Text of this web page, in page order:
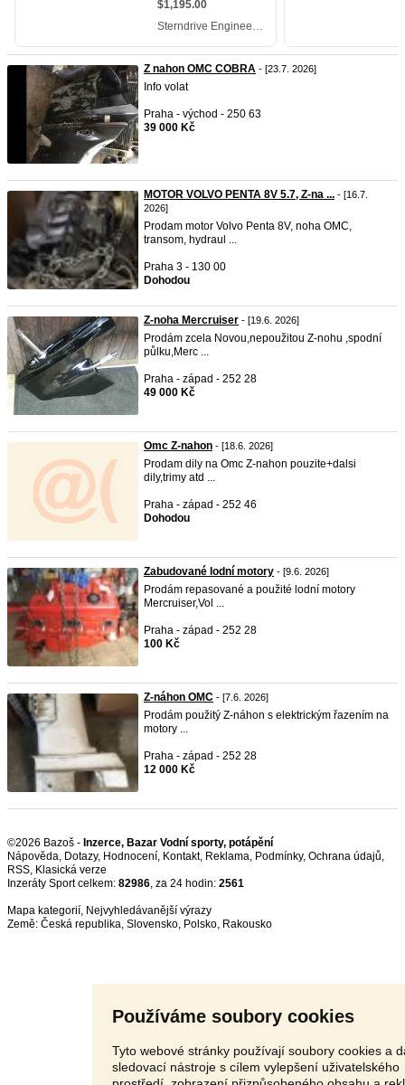
Používáme soubory cookies
Tyto webové stránky používají soubory cookies a
sledovací nástroje s cílem vylepšení uživatelského
Z nahon OMC COBRA - [23.7. 2026]
Info volat
Praha - východ - 250 63
39 000 Kč
MOTOR VOLVO PENTA 8V 5.7, Z-na ... - [16.7.
2026]
Prodam motor Volvo Penta 8V, noha OMC,
transom, hydraul ...
Praha 3 - 130 00
Dohodou
Z-noha Mercruiser - [19.6. 2026]
Prodám zcela Novou,nepoužitou Z-nohu ,spodní
půlku,Merc ...
Praha - západ - 252 28
49 000 Kč
Omc Z-nahon - [18.6. 2026]
Prodam dily na Omc Z-nahon pouzite+dalsi
dily,trimy atd ...
Praha - západ - 252 46
Dohodou
Zabudované lodní motory - [9.6. 2026]
Prodám repasované a použité lodní motory
Mercruiser,Vol ...
Praha - západ - 252 28
100 Kč
Z-náhon OMC - [7.6. 2026]
Prodám použitý Z-náhon s elektrickým řazením na
motory ...
Praha - západ - 252 28
12 000 Kč
©2026 Bazoš - Inzerce, Bazar Vodní sporty, potápění
Nápověda, Dotazy, Hodnocení, Kontakt, Reklama, Podmínky, Ochrana údajů,
RSS,
Inzeráty Sport celkem: 82986, za 24 hodin: 2561
Mapa kategorií, Nejvyhledávanější výrazy
Země: Česká republika, Slovensko, Polsko, Rakousko